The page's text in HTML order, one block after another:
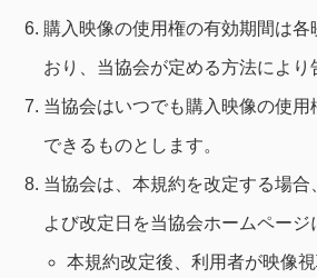
購入映像の使用権の有効期間は各
おり、当協会が定める方法により
当協会はいつでも購入映像の使用
できるものとします。
当協会は、本規約を改定する場合
よび改定日を当協会ホームページ
本規約改定後、利用者が映像